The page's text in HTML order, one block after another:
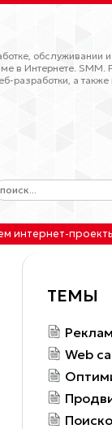
обслуживании
в Интернете. SMM.
разработки, а
интернет-
ТЕМЫ
Web